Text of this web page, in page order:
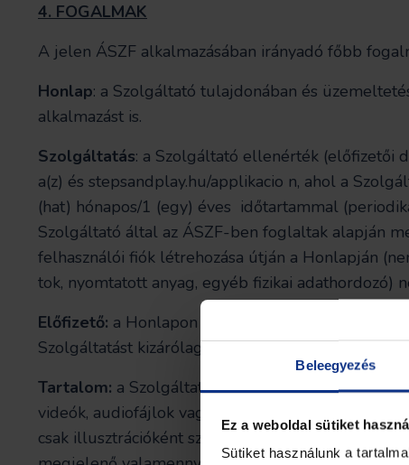
Beleegyezés
Ez a weboldal sütiket
Sütiket használunk a
4. FOGALMAK
A jelen ÁSZF alkalmazásában irányadó főbb
Honlap: a Szolgáltató tulajdonában és
alkalmazást is.
Szolgáltatás: a Szolgáltató ellenérték (előfizetői
a(z) és stepsandplay.hu/applikacio n, ahol a
(hat) hónapos/1 (egy) éves időtartammal
Szolgáltató által az ÁSZF-ben foglaltak alapján
felhasználói fiók létrehozása útján a Honlapján
tok, nyomtatott anyag, egyéb fizikai adathordozó)
Előfizető: a Honlapon a Szolgáltató előfizetői
Szolgáltatást kizárólag 18. életévét betöltött
Tartalom: a Szolgáltató által a Honlapon és a
videók, audiofájlok vagy egyéb médiafájlok
csak illusztrációként szerepelnek. A Szolgáltató